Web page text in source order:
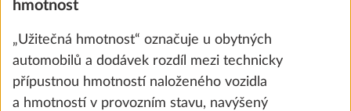
hmotnost
„Užitečná hmotnost“ označuje u obytných
automobilů a dodávek rozdíl mezi technicky
přípustnou hmotností naloženého vozidla
a hmotností v provozním stavu, navýšený